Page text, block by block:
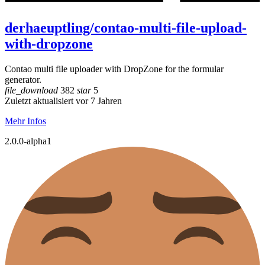
derhaeuptling/contao-multi-file-upload-
with-dropzone
Contao multi file uploader with DropZone for the formular
generator.
file_download 382 star5
Zuletzt aktualisiert vor 7 Jahren
Mehr Infos
2.0.0-alpha1